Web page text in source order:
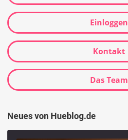
Einloggen
Kontakt
Das Team
Neues von Hueblog.de